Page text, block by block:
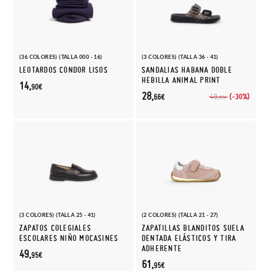
(36 COLORES) (TALLA 000 - 16)
LEOTARDOS CONDOR LISOS
14,90€
(3 COLORES) (TALLA 36 - 41)
SANDALIAS HABANA DOBLE
HEBILLA ANIMAL PRINT
40,95€ (-30%)
28,66€
(3 COLORES) (TALLA 25 - 41)
ZAPATOS COLEGIALES
ESCOLARES NIÑO MOCASINES
49,95€
(2 COLORES) (TALLA 21 - 27)
ZAPATILLAS BLANDITOS SUELA
DENTADA ELÁSTICOS Y TIRA
ADHERENTE
61,95€